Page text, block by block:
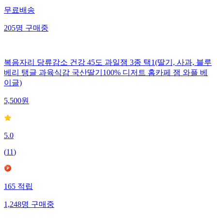
무료배송
205명구매중
복음자리 당류감소 건강 45도 과일잼 3종 택1(딸기, 사과, 블루
베리 탱글 과육식감 국산딸기100% 디저트 홈카페 잼 와플 베
이글)
5,500원
5.0
(11)
165적립
1,248명구매중